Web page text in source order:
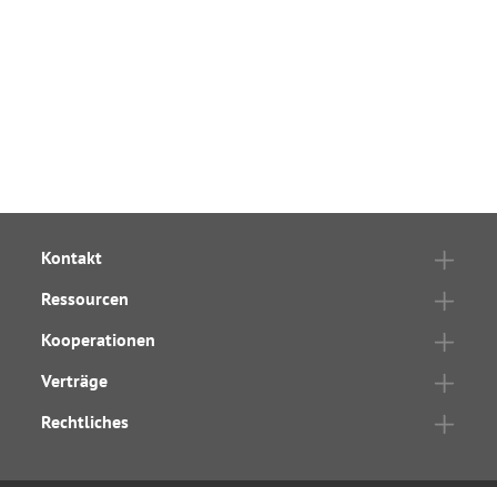
Kontakt
Ressourcen
Kooperationen
Verträge
Rechtliches